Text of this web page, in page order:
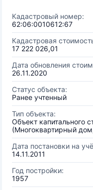
Кадастровый номер:
62:06:0010612:67
Кадастровая
17 222 026,01
Дата обновления
26.11.2020
Статус объекта:
Ранее учтенный
Тип объекта:
Объект капитального
(Многоквартирный
Дата постановки на
14.11.2011
Год постройки:
1957